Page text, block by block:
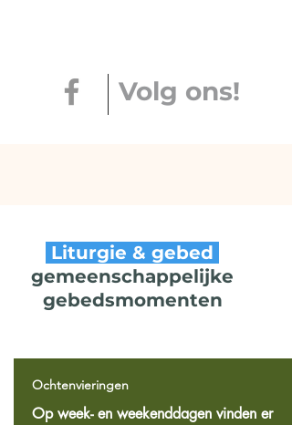
Volg ons!
Liturgie & gebed
gemeenschappelijke
gebedsmomenten
Ochtenvieringen
Op week- en weekenddagen vinden er